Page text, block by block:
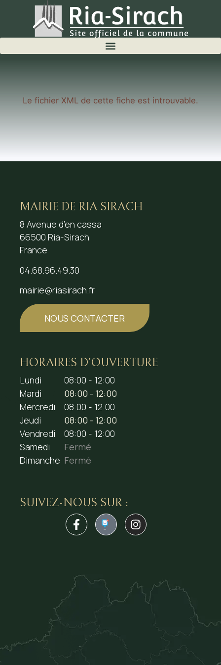
Le fichier XML de cette fiche est introuvable.
MAIRIE DE RIA SIRACH
8 Avenue d’en cassa
66500 Ria-Sirach
France
04.68.96.49.30
mairie@riasirach.fr
NOUS CONTACTER
HORAIRES D’OUVERTURE
Lundi
08:00 - 12:00
Mardi
08:00 - 12:00
Mercredi
08:00 - 12:00
Jeudi
08:00 - 12:00
Vendredi
08:00 - 12:00
Samedi
Fermé
Dimanche Fermé
SUIVEZ-NOUS SUR :
1